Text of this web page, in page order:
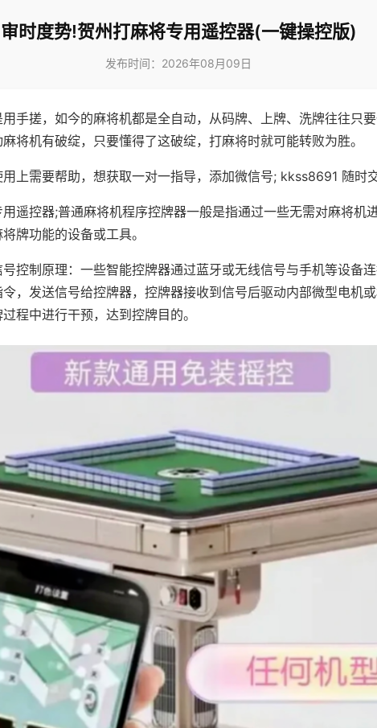
审时度势!贺州打麻将专用遥控器(一键操控版)
发布时间：2026年08月09日
手搓，如今的麻将机都是全自动，从码牌、上牌、洗牌往往只
将机有破绽，只要懂得了这破绽，打麻将时就可能转败为胜。
上需要帮助，想获取一对一指导，添加微信号; kkss8691 随时交
遥控器;普通麻将机程序控牌器一般是指通过一些无需对麻将机
牌功能的设备或工具。
控制原理：一些智能控牌器通过蓝牙或无线信号与手机等设备
，发送信号给控牌器，控牌器接收到信号后驱动内部微型电机
程中进行干预，达到控牌目的。